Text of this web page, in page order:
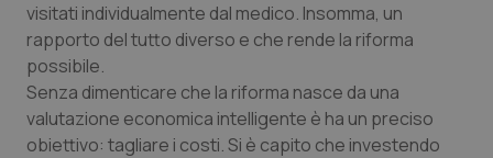
visitati individualmente dal medico. Insomma, un
rapporto del tutto diverso e che rende la riforma
possibile.
Senza dimenticare che la riforma nasce da una
valutazione economica intelligente è ha un preciso
obiettivo: tagliare i costi. Si è capito che investendo